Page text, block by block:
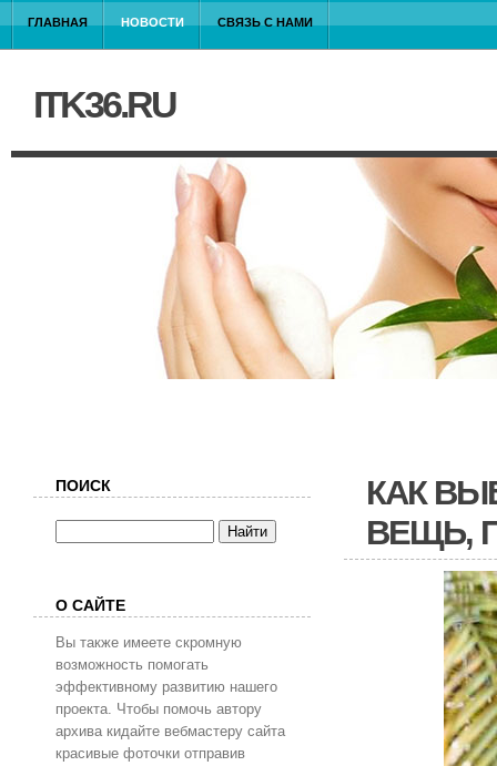
ГЛАВНАЯ НОВОСТИ СВЯЗЬ С НАМИ
ITK36.RU
КАК
ВЕЩЬ,
ПОИСК
О САЙТЕ
Вы также имеете скромную
возможность помогать
эффективному развитию нашего
проекта. Чтобы помочь автору
архива кидайте вебмастеру сайта
красивые фоточки отправив